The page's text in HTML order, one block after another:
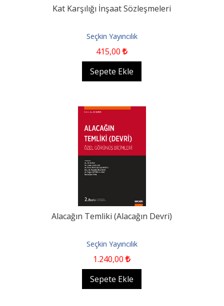
Kat Karşılığı İnşaat Sözleşmeleri
Seçkin Yayıncılık
415,00
Sepete Ekle
Alacağın Temliki (Alacağın Devri)
Seçkin Yayıncılık
1.240,00
Sepete Ekle